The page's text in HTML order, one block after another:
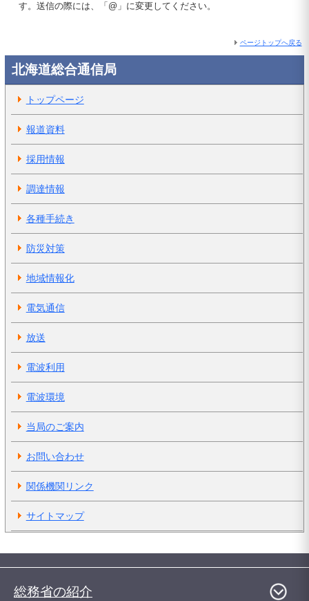
す。送信の際には、「@」に変更してください。
ページトップへ戻る
北海道総合通信局
トップページ
報道資料
採用情報
調達情報
各種手続き
防災対策
地域情報化
電気通信
放送
電波利用
電波環境
当局のご案内
お問い合わせ
関係機関リンク
サイトマップ
総務省の紹介